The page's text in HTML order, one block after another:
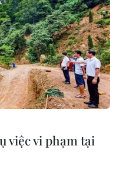
việc vi phạm tại